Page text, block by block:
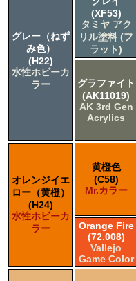
グレー（ねず
み色）
(H22)
水性ホビーカ
ラー
(XF53)
タミヤ アク
リル塗料 (フ
ラット)
グラファイト
(AK11019)
AK 3rd Gen
Acrylics
オレンジイエ
ロー（黄橙）
(H24)
水性ホビーカ
ラー
黄橙色
(C58)
Mr.カラー
Orange Fire
(72.008)
Vallejo
Game Color